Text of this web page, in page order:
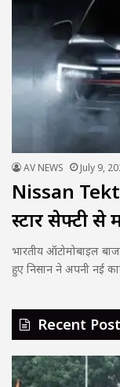
AV NEWS July 9,
Nissan
स्टार सेफ्टी से
भारतीय ऑटोमोबाइल
हुए निसान ने अपनी नई
Recent